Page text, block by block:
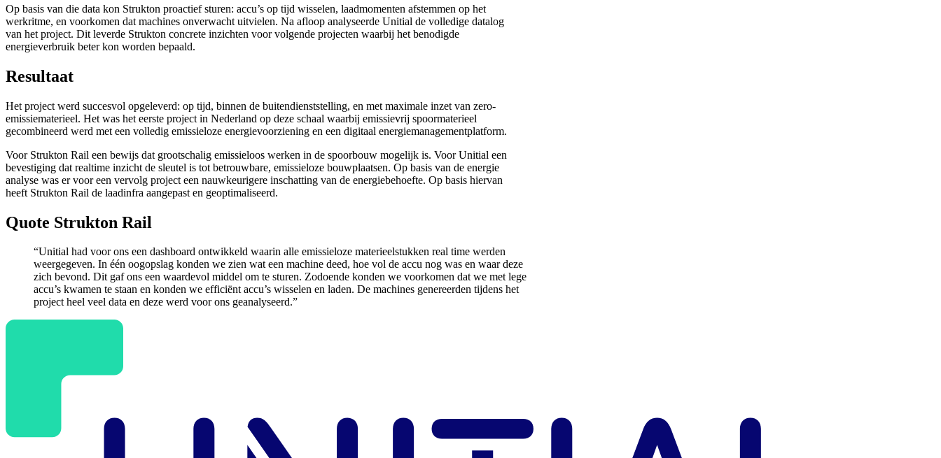
Op basis van die data kon Strukton proactief sturen: accu’s op tijd wisselen, laadmomenten afstemmen op het
werkritme, en voorkomen dat machines onverwacht uitvielen. Na afloop analyseerde Unitial de volledige datalog
van het project. Dit leverde Strukton concrete inzichten voor volgende projecten waarbij het benodigde
energieverbruik beter kon worden bepaald.
Resultaat
Het project werd succesvol opgeleverd: op tijd, binnen de buitendienststelling, en met maximale inzet van zero-
emissiematerieel. Het was het eerste project in Nederland op deze schaal waarbij emissievrij spoormaterieel
gecombineerd werd met een volledig emissieloze energievoorziening en een digitaal energiemanagementplatform.
Voor Strukton Rail een bewijs dat grootschalig emissieloos werken in de spoorbouw mogelijk is. Voor Unitial een
bevestiging dat realtime inzicht de sleutel is tot betrouwbare, emissieloze bouwplaatsen. Op basis van de energie
analyse was er voor een vervolg project een nauwkeurigere inschatting van de energiebehoefte. Op basis hiervan
heeft Strukton Rail de laadinfra aangepast en geoptimaliseerd.
Quote Strukton Rail
“Unitial had voor ons een dashboard ontwikkeld waarin alle emissieloze materieelstukken real time werden
weergegeven. In één oogopslag konden we zien wat een machine deed, hoe vol de accu nog was en waar deze
zich bevond. Dit gaf ons een waardevol middel om te sturen. Zodoende konden we voorkomen dat we met lege
accu’s kwamen te staan en konden we efficiënt accu’s wisselen en laden. De machines genereerden tijdens het
project heel veel data en deze werd voor ons geanalyseerd.”